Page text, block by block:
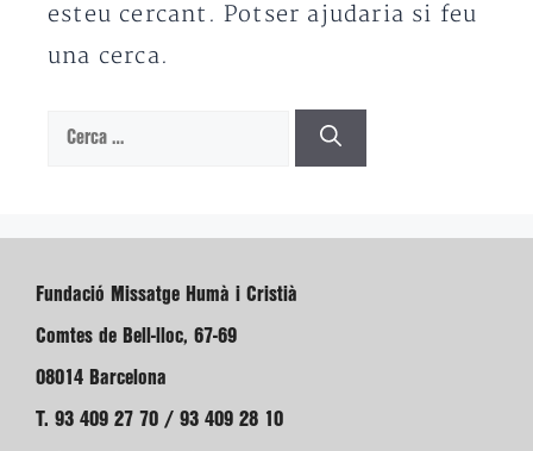
esteu cercant. Potser ajudaria si feu
una cerca.
Cerca:
Fundació Missatge Humà i Cristià
Comtes de Bell-lloc, 67-69
08014 Barcelona
T. 93 409 27 70 / 93 409 28 10